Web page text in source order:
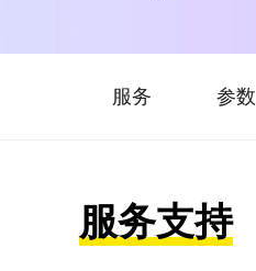
服务 参数
服务支持